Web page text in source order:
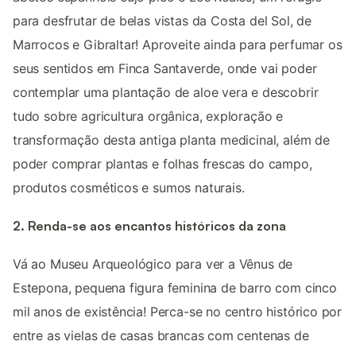
para desfrutar de belas vistas da Costa del Sol, de
Marrocos e Gibraltar! Aproveite ainda para perfumar os
seus sentidos em Finca Santaverde, onde vai poder
contemplar uma plantação de aloe vera e descobrir
tudo sobre agricultura orgânica, exploração e
transformação desta antiga planta medicinal, além de
poder comprar plantas e folhas frescas do campo,
produtos cosméticos e sumos naturais.
2. Renda-se aos encantos históricos da zona
Vá ao Museu Arqueológico para ver a Vênus de
Estepona, pequena figura feminina de barro com cinco
mil anos de existência! Perca-se no centro histórico por
entre as vielas de casas brancas com centenas de